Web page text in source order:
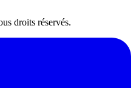
droits réservés.